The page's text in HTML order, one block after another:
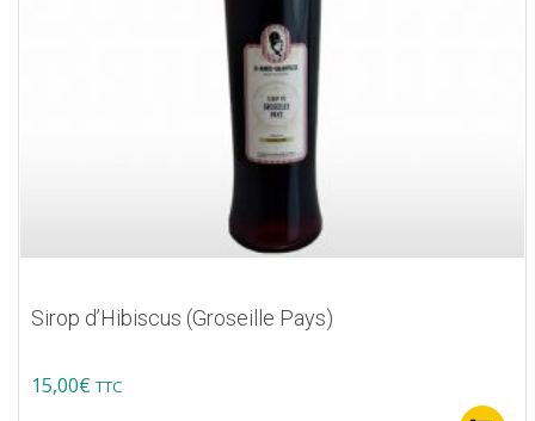
Sirop d’Hibiscus (Groseille Pays)
15,00€ TTC